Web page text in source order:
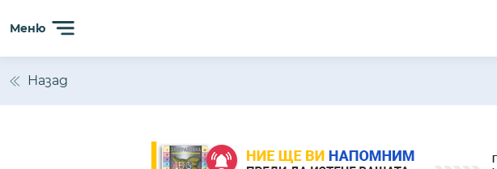
Меню
Назад